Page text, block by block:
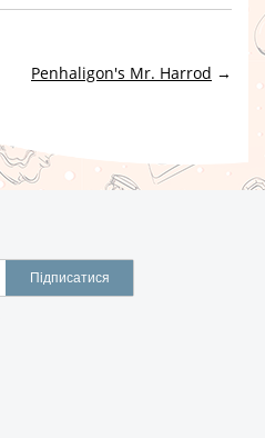
Penhaligon's Mr. Harrod →
Підписатися